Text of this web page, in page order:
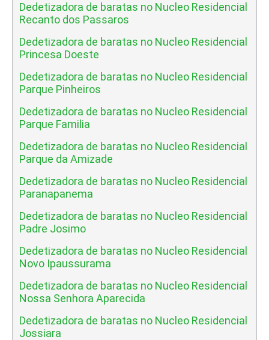
Dedetizadora de baratas no Nucleo Residencial
Recanto dos Passaros
Dedetizadora de baratas no Nucleo Residencial
Princesa Doeste
Dedetizadora de baratas no Nucleo Residencial
Parque Pinheiros
Dedetizadora de baratas no Nucleo Residencial
Parque Familia
Dedetizadora de baratas no Nucleo Residencial
Parque da Amizade
Dedetizadora de baratas no Nucleo Residencial
Paranapanema
Dedetizadora de baratas no Nucleo Residencial
Padre Josimo
Dedetizadora de baratas no Nucleo Residencial
Novo Ipaussurama
Dedetizadora de baratas no Nucleo Residencial
Nossa Senhora Aparecida
Dedetizadora de baratas no Nucleo Residencial
Jossiara